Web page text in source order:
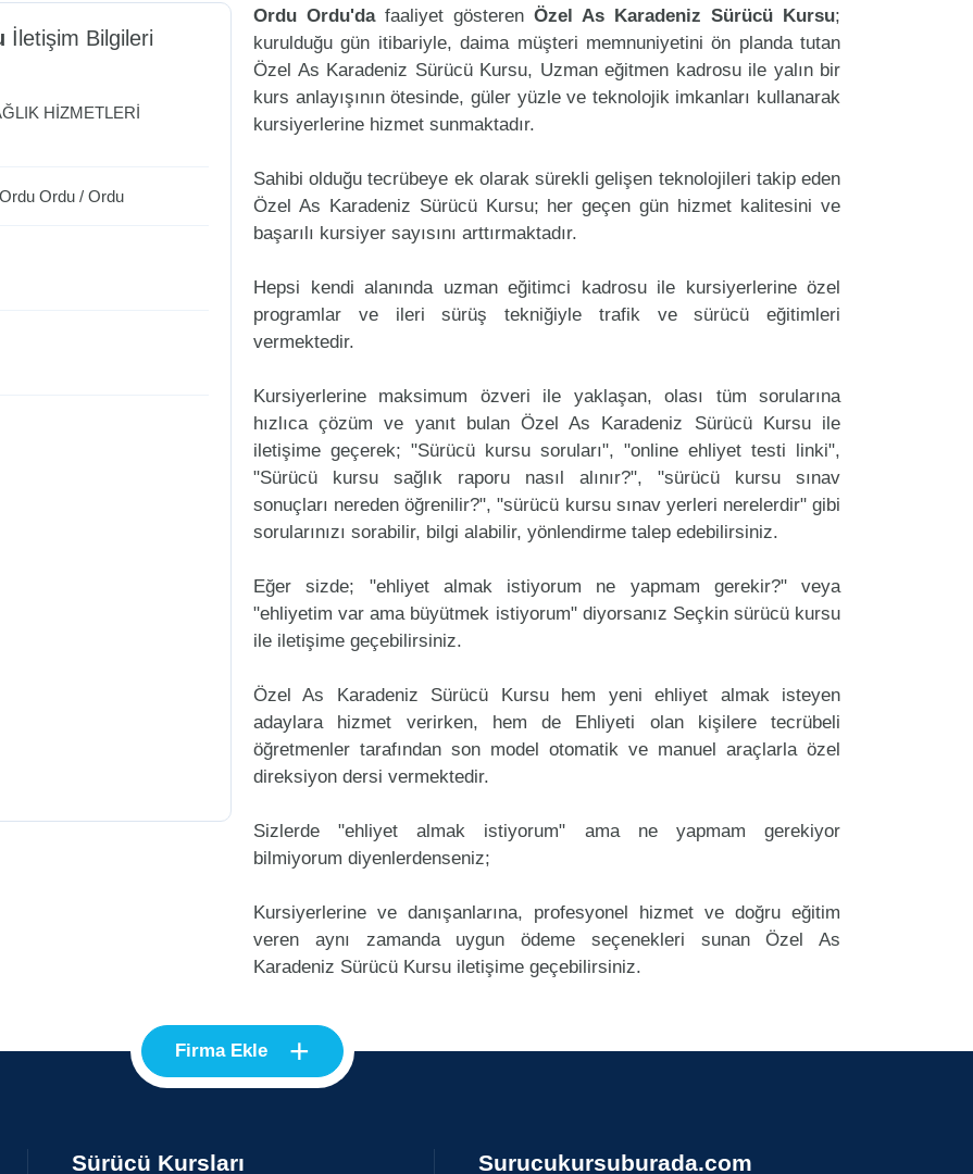
İletişim Bilgileri
HİZMETLERİ
Ordu/ Ordu
Ordu Ordu'dafaaliyet gösteren Özel As Karadeniz Sürücü Kursu;
kurulduğu gün itibariyle, daima müşteri memnuniyetini ön planda tutan
Özel As Karadeniz Sürücü Kursu, Uzman eğitmen kadrosu ile yalın bir
kurs anlayışının ötesinde, güler yüzle ve teknolojik imkanları kullanarak
kursiyerlerine hizmet sunmaktadır.
Sahibi olduğu tecrübeye ek olarak sürekli gelişen teknolojileri takip eden
Özel As Karadeniz Sürücü Kursu; her geçen gün hizmet kalitesini ve
başarılı kursiyer sayısını arttırmaktadır.
Hepsi kendi alanında uzman eğitimci kadrosu ile kursiyerlerine özel
programlar ve ileri sürüş tekniğiyle trafik ve sürücü eğitimleri
vermektedir.
Kursiyerlerine maksimum özveri ile yaklaşan, olası tüm sorularına
hızlıca çözüm ve yanıt bulan Özel As Karadeniz Sürücü Kursu ile
iletişime geçerek; "Sürücü kursu soruları", "online ehliyet testi linki",
"Sürücü kursu sağlık raporu nasıl alınır?", "sürücü kursu sınav
sonuçları nereden öğrenilir?", "sürücü kursu sınav yerleri nerelerdir" gibi
sorularınızı sorabilir, bilgi alabilir, yönlendirme talep edebilirsiniz.
Eğer sizde; "ehliyet almak istiyorum ne yapmam gerekir?" veya
"ehliyetim var ama büyütmek istiyorum" diyorsanız Seçkin sürücü kursu
ile iletişime geçebilirsiniz.
Özel As Karadeniz Sürücü Kursu hem yeni ehliyet almak isteyen
adaylara hizmet verirken, hem de Ehliyeti olan kişilere tecrübeli
öğretmenler tarafından son model otomatik ve manuel araçlarla özel
direksiyon dersi vermektedir.
Sizlerde "ehliyet almak istiyorum" ama ne yapmam gerekiyor
bilmiyorum diyenlerdenseniz;
Kursiyerlerine ve danışanlarına, profesyonel hizmet ve doğru eğitim
veren aynı zamanda uygun ödeme seçenekleri sunan Özel As
Karadeniz Sürücü Kursu iletişime geçebilirsiniz.
Firma Ekle +
Sürücü Kursları Surucukursuburada.com